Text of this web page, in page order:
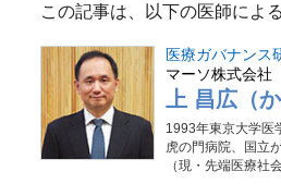
この記事は、以下の医師によ
医療ガバナンス
マーソ株式会
上 昌広（
1993年東京大学医
虎の門病院、国立
（現・先端医療社